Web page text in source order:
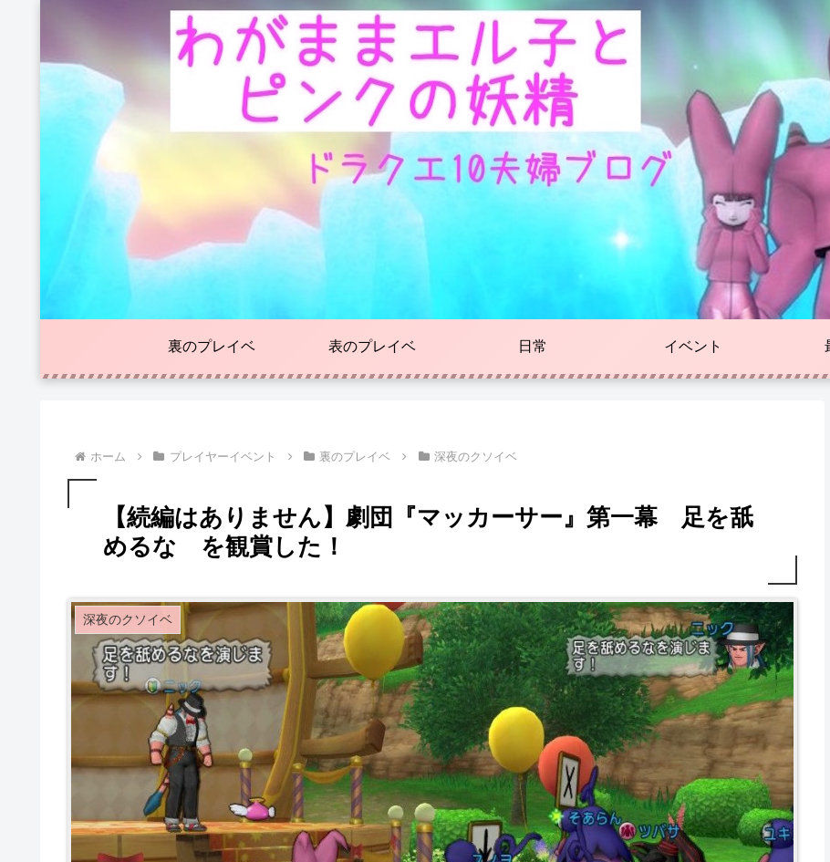
裏のプレイベ 表のプレイベ 日常 イベント
ホーム プレイヤーイベント 裏のプレイベ 深夜のクソイベ
【続編はありません】劇団『マッカーサー』第一幕 足を舐
めるな を観賞した！
深夜のクソイベ